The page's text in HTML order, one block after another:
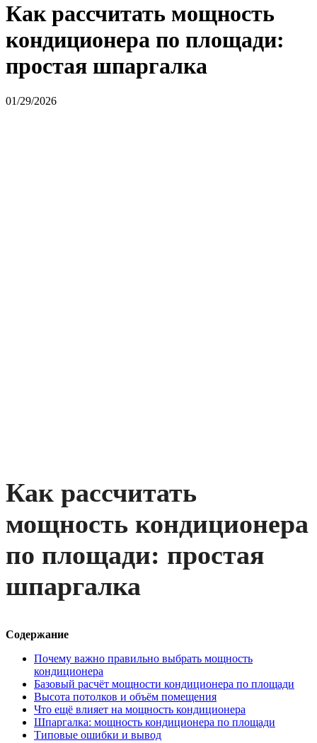
Как рассчитать мощность
кондиционера по площади:
простая шпаргалка
01/29/2026
Как рассчитать
мощность кондиционера
по площади: простая
шпаргалка
Содержание
Почему важно правильно выбрать мощность
кондиционера
Базовый расчёт мощности кондиционера по площади
Высота потолков и объём помещения
Что ещё влияет на мощность кондиционера
Шпаргалка: мощность кондиционера по площади
Типовые ошибки и вывод